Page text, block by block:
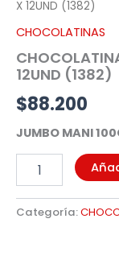
X 12UND (1382)
CHOCOLATINAS
12UND (1382)
$88.200
JUMBO MANI
X
12UND
(1382)
cantidad
Categoría: